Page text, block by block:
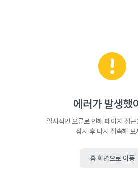
에러가 발생했
일시적인 오류로 인해 페이지 접
잠시 후 다시 접속해 보
홈 화면으로 이동